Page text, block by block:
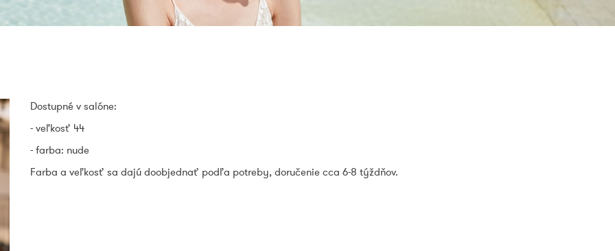
Dostupné v salóne:
- veľkosť 44
- farba: nude
Farba a veľkosť sa dajú doobjednať podľa potreby, doručenie cca 6-8 týždňov.